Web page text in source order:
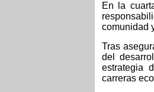
En la
comunidad
Tras
del
estrategia
carreras